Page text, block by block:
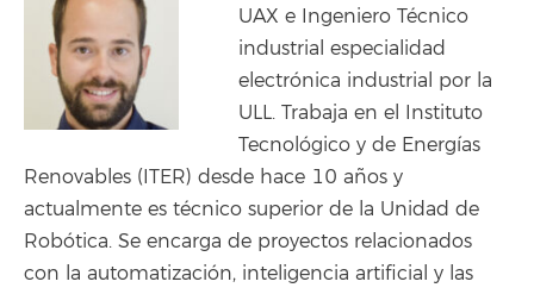
UAX e Ingeniero Técnico
industrial especialidad
electrónica industrial por la
ULL. Trabaja en el Instituto
Tecnológico y de Energías
Renovables (ITER) desde hace 10 años y
actualmente es técnico superior de la Unidad de
Robótica. Se encarga de proyectos relacionados
con la automatización, inteligencia artificial y las